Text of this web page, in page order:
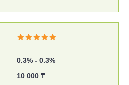
0.3% - 0.3%
10 000 ₸